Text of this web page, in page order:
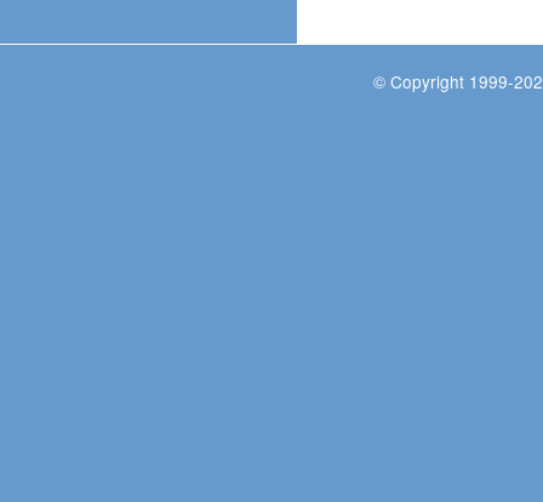
© Copyright 1999-